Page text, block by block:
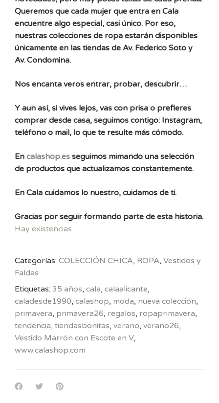
Queremos que cada mujer que entra en Cala
encuentre algo especial, casi único. Por eso,
nuestras colecciones de ropa estarán disponibles
únicamente en las tiendas de Av. Federico Soto y
Av. Condomina.
Nos encanta veros entrar, probar, descubrir…
Y aun así, si vives lejos, vas con prisa o prefieres
comprar desde casa, seguimos contigo: Instagram,
teléfono o mail, lo que te resulte más cómodo.
En calashop.es seguimos mimando una selección
de productos que actualizamos constantemente.
En Cala cuidamos lo nuestro, cuidamos de ti.
Gracias por seguir formando parte de esta historia.
Hay existencias
Categorías: COLECCIÓN CHICA, ROPA, Vestidos y
Faldas
Etiquetas: 35 años, cala, calaalicante,
caladesde1990, calashop, moda, nueva colección,
primavera, primavera26, regalos, ropaprimavera,
tendencia, tiendasbonitas, verano, verano26,
Vestido Marrón con Escote en V,
www.calashop.com